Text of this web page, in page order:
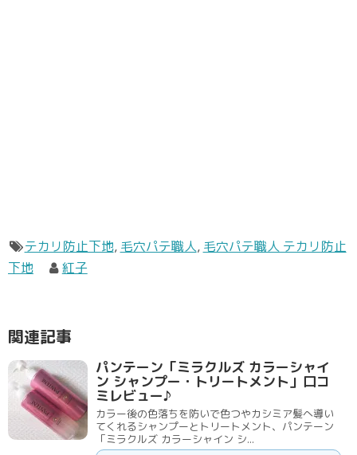
テカリ防止下地, 毛穴パテ職人, 毛穴パテ職人 テカリ防止
下地
紅子
関連記事
パンテーン「ミラクルズ カラーシャイ
ン シャンプー・トリートメント」口コ
ミレビュー♪
カラー後の色落ちを防いで色つやカシミア髪へ導い
てくれるシャンプーとトリートメント、パンテーン
「ミラクルズ カラーシャイン シ...